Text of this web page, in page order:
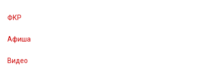
ФКР
Афиша
Видео